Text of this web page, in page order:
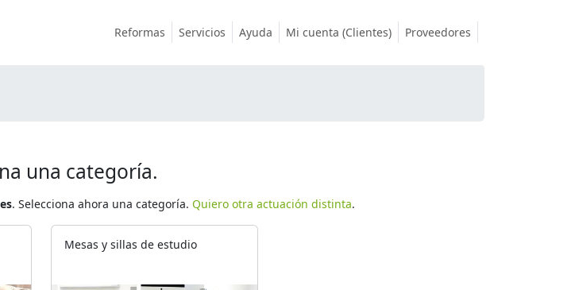
Reformas Servicios Ayuda Mi cuenta (Clientes) Proveedores
una categoría.
. Selecciona ahora una categoría. Quiero otra actuación distinta.
Mesas y sillas de estudio